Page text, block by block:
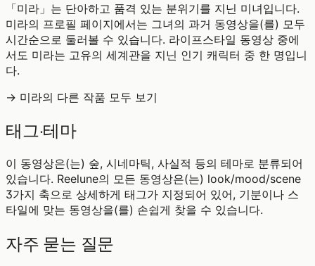
「미라」는 단아하고 품격 있는 분위기를 지닌 미녀입니다.
미라의 프로필 페이지에서는 그녀의 과거 동영상을(를) 모두
시간순으로 둘러볼 수 있습니다. 라이프스타일 동영상 중에
서도 미라는 고유의 세계관을 지닌 인기 캐릭터 중 한 명입니
다.
→ 미라의 다른 작품 모두 보기
태그·테마
이 동영상은(는) 숲, 시네마틱, 사실적 등의 테마로 분류되어
있습니다. Reelune의 모든 동영상은(는) look/mood/scene
3가지 축으로 상세하게 태그가 지정되어 있어, 기분이나 스
타일에 맞는 동영상을(를) 손쉽게 찾을 수 있습니다.
자주 묻는 질문